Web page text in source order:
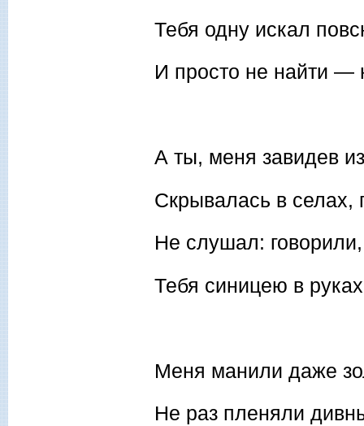
Тебя одну искал
И просто не найти —
А ты, меня завидев
Скрывалась в селах,
Не слушал:
Тебя синицею в
Меня манили даже
Не раз пленяли